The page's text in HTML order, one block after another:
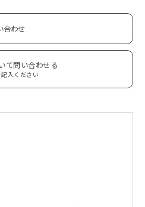
合わせ
て問い合わせる
入ください